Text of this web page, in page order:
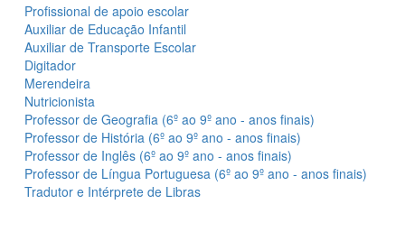
Profissional de apoio escolar
Auxiliar de Educação Infantil
Auxiliar de Transporte Escolar
Digitador
Merendeira
Nutricionista
Professor de Geografia (6º ao 9º ano - anos finais)
Professor de História (6º ao 9º ano - anos finais)
Professor de Inglês (6º ao 9º ano - anos finais)
Professor de Língua Portuguesa (6º ao 9º ano - anos finais)
Tradutor e Intérprete de Libras